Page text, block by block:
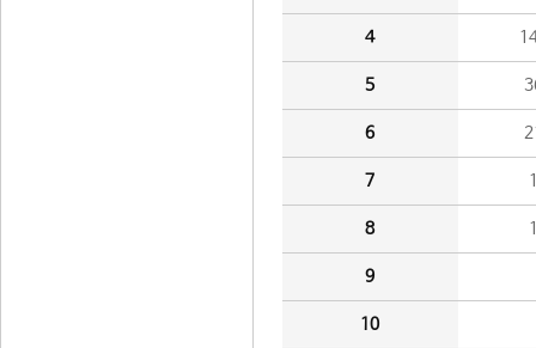
4
5
6
7
8
9
10